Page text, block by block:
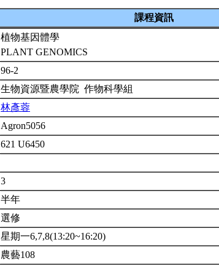
課程資訊
植物基因體學
PLANT GENOMICS
96-2
生物資源暨農學院 作物科學組
林彥蓉
Agron5056
621 U6450
3
半年
選修
星期一6,7,8(13:20~16:20)
農藝108